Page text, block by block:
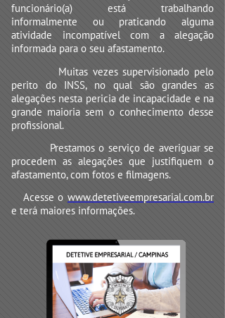
funcionário(a) está trabalhando
informalmente ou praticando alguma
atividade incompatível com a alegação
informada para o seu afastamento.
Muitas vezes supervisionado pelo
perito do INSS, no qual são grandes as
alegações nesta pericia de incapacidade e na
grande maioria sem o conhecimento desse
profissional.
Prestamos o serviço de averiguar se
procedem as alegações que justifiquem o
afastamento, com fotos e filmagens.
Acesse owww.detetiveempresarial.com.br
e terá maiores informações.